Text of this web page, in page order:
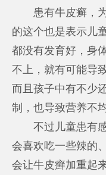
患有牛皮癣，为
的这个也是表示儿
都没有发育好，身
不上，就有可能导
而且孩子中有不少
制，也导致营养不
不过儿童患有感
会喜欢吃一些辣的
会让牛皮癣加重起